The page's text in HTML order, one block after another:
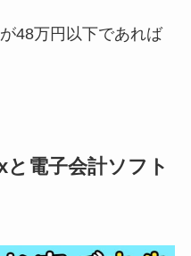
48万円以下であれば
電子会計ソフト